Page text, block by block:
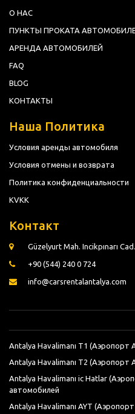
О НАС
ПУНКТЫ ПРОКАТА
АРЕНДА АВТОМОБИЛЕЙ
FAQ
BLOG
КОНТАКТЫ
Наша Политика
Условия аренды автомобиля
Условия отмены и возврата
Политика конфиденциальности
KVKK
Контакт
Güzelyurt Mah. Incikpınarı
+90 (544) 240 0 724
info@carsrentalantalya.com
Antalya Havalimanı T1
Antalya Havalimanı T2
Antalya Havalimanı ic Hatlar
автомобилей
Antalya Havalimanı AYT